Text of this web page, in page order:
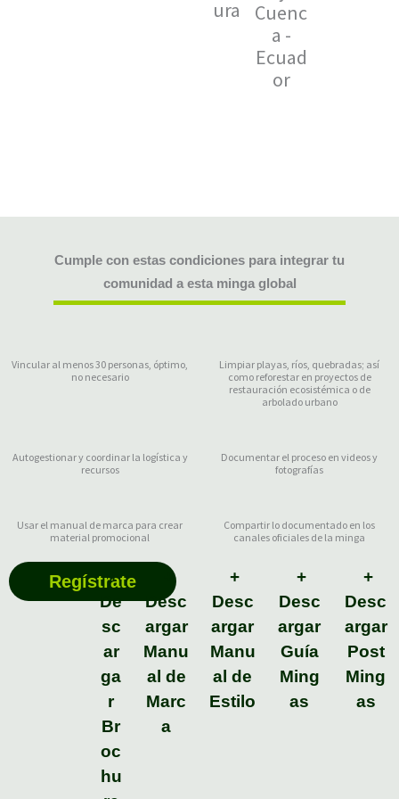
ura
Cuenc
a -
Ecuad
or
Cumple con estas condiciones para integrar tu
comunidad a esta minga global
Vincular al menos 30 personas, óptimo,
no necesario
Limpiar playas, ríos, quebradas; así
como reforestar en proyectos de
restauración ecosistémica o de
arbolado urbano
Autogestionar y coordinar la logística y
recursos
Documentar el proceso en videos y
fotografías
Usar el manual de marca para crear
material promocional
Compartir lo documentado en los
canales oficiales de la minga
Regístrate
+
De
sc
ar
ga
r
Br
oc
hu
+
Desc
argar
Manu
al de
Marc
a
+
Desc
argar
Manu
al de
Estilo
+
Desc
argar
Guía
Ming
as
+
Desc
argar
Post
Ming
as